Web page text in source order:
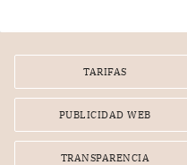
TARIFAS
PUBLICIDAD WEB
TRANSPARENCIA